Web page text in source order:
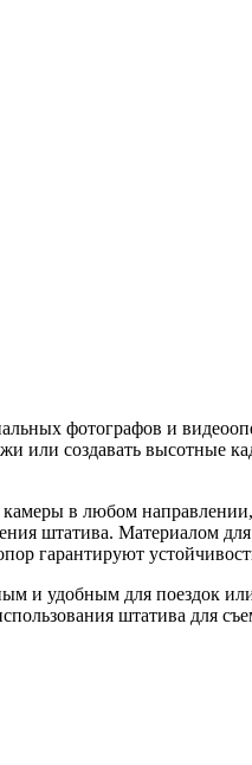
фотографов и
или создавать высотные
в любом
штатива. Материалом
гарантируют
и удобным для поездок
штатива для